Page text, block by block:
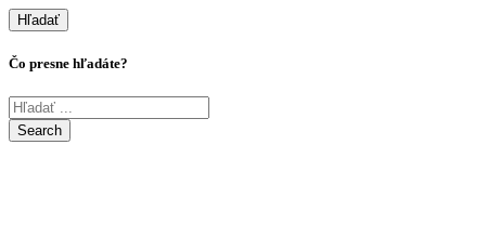
Hľadať
Čo presne hľadáte?